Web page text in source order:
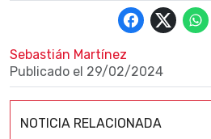
Sebastián Martínez
Publicado el 29/02/2024
NOTICIA RELACIONADA